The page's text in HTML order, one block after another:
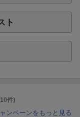
ト
件)
ンペーンをもっと見る